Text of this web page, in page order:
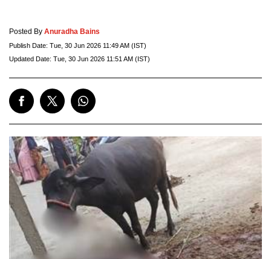
Posted By Anuradha Bains
Publish Date: Tue, 30 Jun 2026 11:49 AM (IST)
Updated Date: Tue, 30 Jun 2026 11:51 AM (IST)